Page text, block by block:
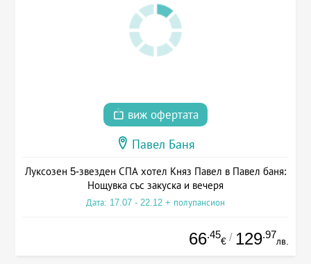
виж офертата
Павел Баня
Луксозен 5-звезден СПА хотел Княз Павел в Павел баня:
Нощувка със закуска и вечеря
Дата: 17.07 - 22.12 + полупансион
66.45
€ / 129.97
лв.